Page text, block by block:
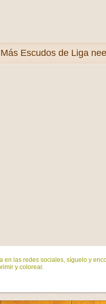
Más Escudos de Liga
en las redes sociales, síguelo y
y colorear.